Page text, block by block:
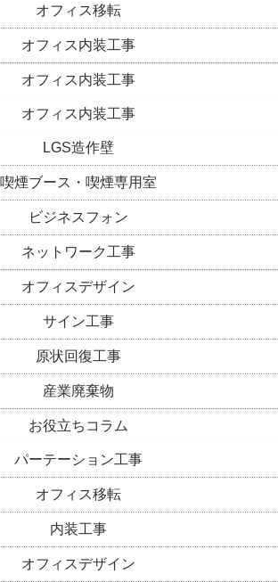
オフィス移転
オフィス内装工事
オフィス内装工事
オフィス内装工事
LGS造作壁
喫煙ブース・喫煙専用室
ビジネスフォン
ネットワーク工事
オフィスデザイン
サイン工事
原状回復工事
産業廃棄物
お役立ちコラム
パーテーション工事
オフィス移転
内装工事
オフィスデザイン